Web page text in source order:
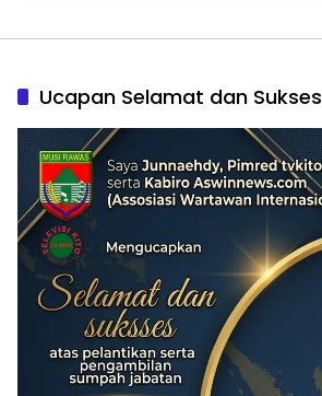
Ucapan Selamat dan Sukses